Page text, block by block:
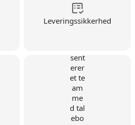
Leveringssikkerhed